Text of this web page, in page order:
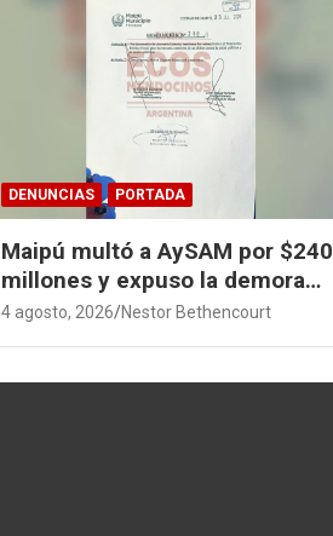
DENUNCIAS PORTADA
Maipú multó a AySAM por $240
millones y expuso la demora
cloacal en Guaymallén
4 agosto, 2026 Nestor Bethencourt